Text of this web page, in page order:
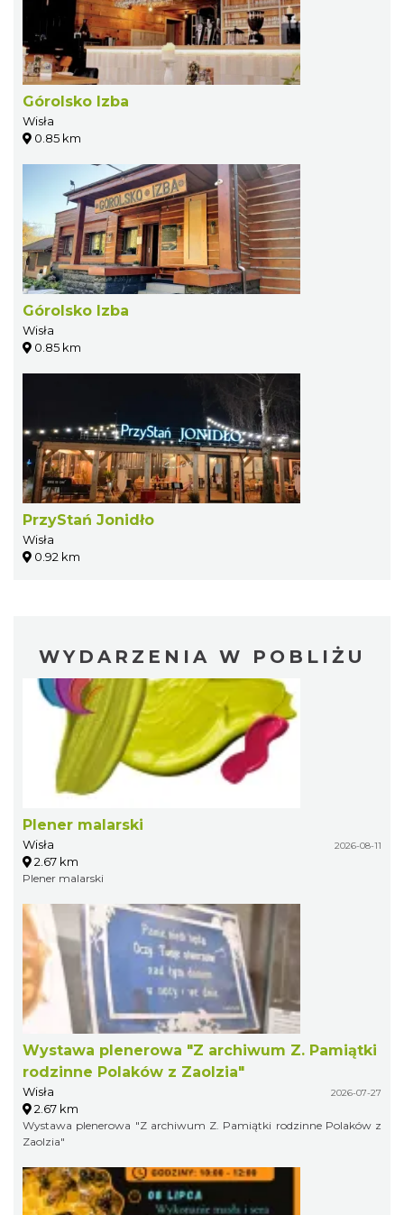
Górolsko Izba
Wisła
0.85 km
Górolsko Izba
Wisła
0.85 km
PrzyStań Jonidło
Wisła
0.92 km
WYDARZENIA W POBLIŻU
Plener malarski
Wisła 2026-08-11
2.67 km
Plener malarski
Wystawa plenerowa "Z archiwum Z. Pamiątki
rodzinne Polaków z Zaolzia"
Wisła 2026-07-27
2.67 km
Wystawa plenerowa "Z archiwum Z. Pamiątki rodzinne Polaków z
Zaolzia"